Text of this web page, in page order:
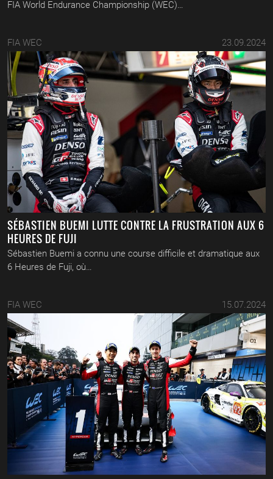
FIA World Endurance Championship (WEC)…
FIA WEC 23.09.2024
SÉBASTIEN BUEMI LUTTE CONTRE LA FRUSTRATION AUX 6
HEURES DE FUJI
Sébastien Buemi a connu une course difficile et dramatique aux
6 Heures de Fuji, où…
FIA WEC 15.07.2024